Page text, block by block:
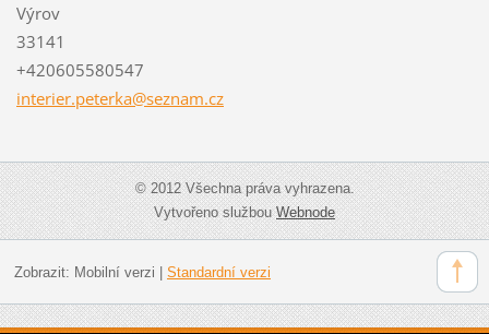
Výrov
33141
+420605580547
interier.peterka@seznam.cz
© 2012 Všechna práva vyhrazena.
Vytvořeno službouWebnode
Zobrazit: Mobilní verzi Standardní verzi